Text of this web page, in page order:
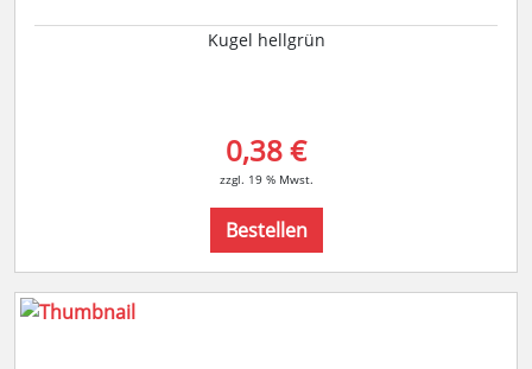
Kugel hellgrün
0,38 €
zzgl. 19 % Mwst.
Bestellen